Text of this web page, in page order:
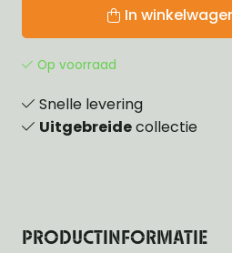
In
Op voorraad
Snelle levering
Uitgebreidecollectie
PRODUCTINFORMATIE